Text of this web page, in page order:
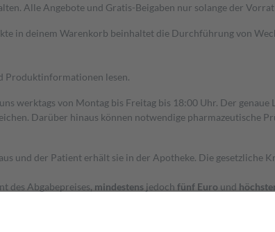
Alle Angebote und Gratis-Beigaben nur solange der
in deinem Warenkorb beinhaltet die Durchführung von
Produktinformationen lesen.
werktags von Montag bis Freitag bis 18:00 Uhr. Der
Darüber hinaus können notwendige pharmazeutische
und der Patient erhält sie in der Apotheke. Die gesetzliche
des Abgabepreises, mindestens jedoch fünf Euro und